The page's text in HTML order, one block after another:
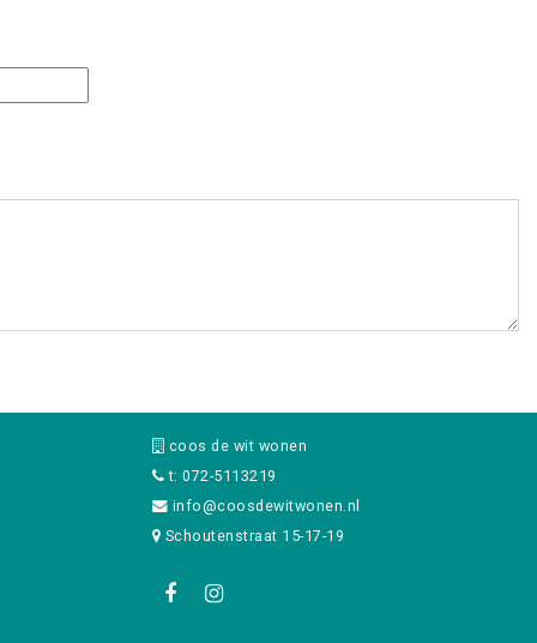
coos de wit wonen
t: 072-5113219
info@coosdewitwonen.nl
Schoutenstraat 15-17-19